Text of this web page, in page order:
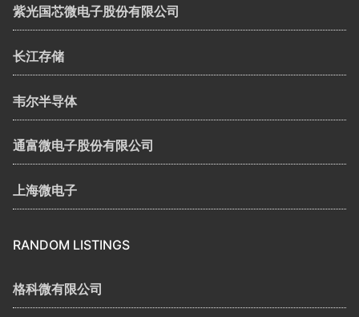
紫光国芯微电子股份有限公司
长江存储
韦尔半导体
通富微电子股份有限公司
上海微电子
RANDOM LISTINGS
格科微有限公司